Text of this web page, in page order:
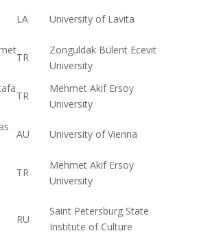
LA University of Lavita
TR
Zonguldak Bülent Ecevit
University
TR
Mehmet Akif Ersoy
University
AU University of Vienna
TR
Mehmet Akif Ersoy
University
RU
Saint Petersburg State
Institute of Culture